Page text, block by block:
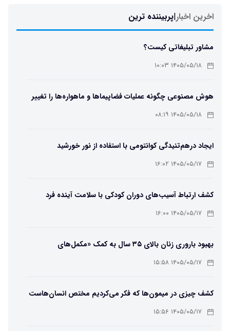
اخرین اخبار|پربیننده ترین
مشاور تبلیغاتی کیست؟
۱۴۰۵/۰۵/۱۸ ۱۰:۰۳
هوش مصنوعی چگونه عملیات فضاپیماها و ماهواره‌ها را تغییر
می‌دهد؟
۱۴۰۵/۰۵/۱۸ ۰۸:۱۹
ایجاد درهم‌تنیدگی کوانتومی با استفاده از نور خورشید
۱۴۰۵/۰۵/۱۷ ۱۶:۰۲
کشف ارتباط آسیب‌های دوران کودکی با سلامت آینده فرد
۱۴۰۵/۰۵/۱۷ ۱۶:۰۰
بهبود باروری زنان بالای ۳۵ سال به کمک «مکمل‌های
باکتریایی»
۱۴۰۵/۰۵/۱۷ ۱۵:۵۸
کشف چیزی در میمون‌ها که فکر می‌کردیم مختص انسان‌هاست
۱۴۰۵/۰۵/۱۷ ۱۵:۵۶